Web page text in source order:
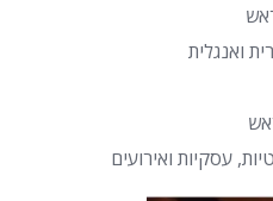
ואנגלית
עסקיות ואירועים